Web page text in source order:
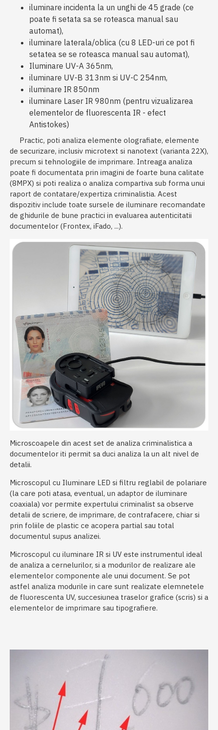
iluminare incidenta la un unghi de 45 grade (ce
poate fi setata sa se roteasca manual sau
automat),
iluminare laterala/oblica (cu 8 LED-uri ce pot fi
setatea se se roteasca manual sau automat),
Iluminare UV-A 365nm,
iluminare UV-B 313nm si UV-C 254nm,
iluminare IR 850nm
iluminare Laser IR 980nm (pentru vizualizarea
elementelor de fluorescenta IR - efect
Antistokes)
Practic, poti analiza elemente olografiate, elemente
de securizare, inclusiv microtext si nanotext (varianta 22X),
precum si tehnologiile de imprimare. Intreaga analiza
poate fi documentata prin imagini de foarte buna calitate
(8MPX) si poti realiza o analiza compartiva sub forma unui
raport de contatare/expertiza criminalistia. Acest
dispozitiv include toate sursele de iluminare recomandate
de ghidurile de bune practici in evaluarea autenticitatii
documentelor (Frontex, iFado, ...).
Microscoapele din acest set de analiza criminalistica a
documentelor iti permit sa duci analiza la un alt nivel de
detalii.
Microscopul cu Iluminare LED si filtru reglabil de polariare
(la care poti atasa, eventual, un adaptor de iluminare
coaxiala) vor permite expertului criminalist sa observe
detalii de scriere, de imprimare, de contrafacere, chiar si
prin foliile de plastic ce acopera partial sau total
documentul supus analizei.
Microscopul cu iluminare IR si UV este instrumentul ideal
de analiza a cernelurilor, si a modurilor de realizare ale
elementelor componente ale unui document. Se pot
astfel analiza modurile in care sunt realizate elemnetele
de fluorescenta UV, succesiunea traselor grafice (scris) si a
elementelor de imprimare sau tipografiere.